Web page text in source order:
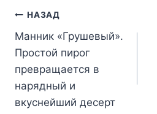
Навигация
по
записям
НАЗАД
Манник «Грушевый».
Простой пирог
превращается в
нарядный и
вкуснейший десерт